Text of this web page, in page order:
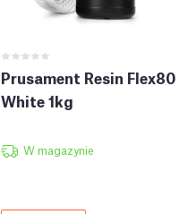
Prusament Resin Flex80
White 1kg
W magazynie